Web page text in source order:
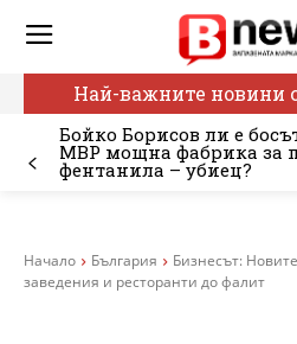
Най-важните новини
Бойко Борисов ли е
МВР мощна фабрика за
фентанила – убиец?
Начало България
Бизнесът:
заведения и ресторанти до фалит